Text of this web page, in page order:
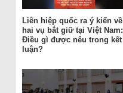
Liên hiệp quốc ra ý kiến về
hai vụ bắt giữ tại Việt Nam:
Điều gì được nêu trong kết
luận?